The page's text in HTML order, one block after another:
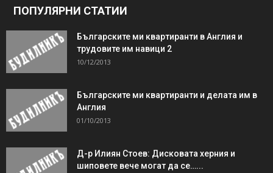
ПОПУЛЯРНИ СТАТИИ
Българските ми квартиранти в Англия и
трудовите им навици 2
10/12/2013
Българските ми квартиранти и делата им в
Англия
01/10/2013
Д-р Илиян Стоев: Дисковата херния и
шиповете вече могат да се…...